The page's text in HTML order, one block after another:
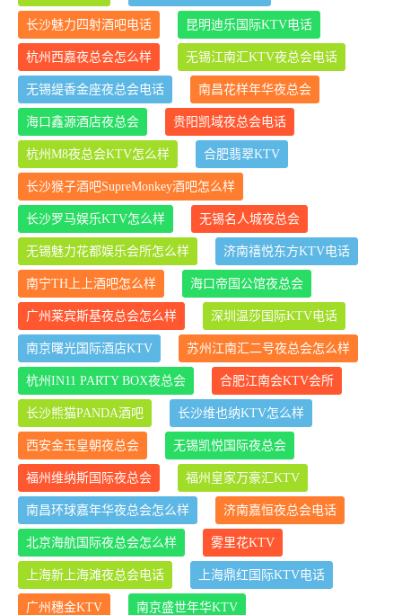
长沙魅力四射酒吧电话 昆明迪乐国际KTV电话
杭州西嘉夜总会怎么样 无锡江南汇KTV夜总会电话
无锡缇香金座夜总会电话 南昌花样年华夜总会
海口鑫源酒店夜总会 贵阳凯域夜总会电话
杭州M8夜总会KTV怎么样 合肥翡翠KTV
长沙猴子酒吧SupreMonkey酒吧怎么样
长沙罗马娱乐KTV怎么样 无锡名人城夜总会
无锡魅力花都娱乐会所怎么样 济南禧悦东方KTV电话
南宁TH上上酒吧怎么样 海口帝国公馆夜总会
广州莱宾斯基夜总会怎么样 深圳温莎国际KTV电话
南京曙光国际酒店KTV 苏州江南汇二号夜总会怎么样
杭州IN11 PARTY BOX夜总会 合肥江南会KTV会所
长沙熊猫PANDA酒吧 长沙维也纳KTV怎么样
西安金玉皇朝夜总会 无锡凯悦国际夜总会
福州维纳斯国际夜总会 福州皇家万豪汇KTV
南昌环球嘉年华夜总会怎么样 济南嘉恒夜总会电话
北京海航国际夜总会怎么样 雾里花KTV
上海新上海滩夜总会电话 上海鼎红国际KTV电话
广州穗金KTV 南京盛世年华KTV